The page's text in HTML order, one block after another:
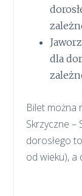
dla
Bilet można
Skrzyczne –
dorosłego
od wieku), a